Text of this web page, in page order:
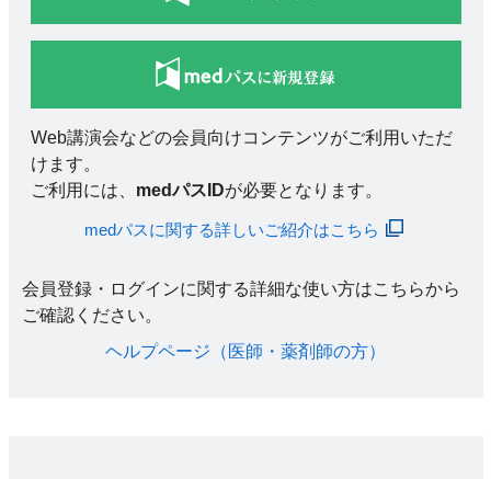
Web講演会などの会員向けコンテンツがご利用いただ
けます。
ご利用には、 medパスIDが必要となります。
medパスに関する詳しいご紹介はこちら
会員登録・ログインに関する詳細な使い方はこちらから
ご確認ください。​
ヘルプページ（医師・薬剤師の方）​